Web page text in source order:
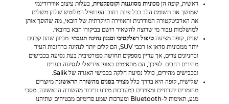
ראשית, קופה הן מכוניות מסוגננות וקומפקטיות , בעלות עיצוב אווירודינמי
שמושך את תשומת הלב בכל פינת רחוב. הפרופיל המלוטש שלהן משלים
את הארכיטקטורה המודרנית והאווירה היוקרתית של דובאי, מה שהופך אותן
למושלמות עבור מי שרוצה להשאיר רושם בביקורו הבא בדובאי.
שנית, קופה מציעה טיפול רפלקסיבי וסגנון נהיגה תגובתי . מכיוון שהם קטנים
יותר ממכוניות סדאן או רכבי SUV, הם קלים יותר לנהיגה ברחובות העיר
ובחניונים צרים, אך עדיין מספקים תחושה ספורטיבית בעת נסיעה בכבישים
מהירים רחבים. לפיכך, הם מתאימים באופן אידיאלי לנסיעה בערים
ובכבישים מהירים, כולל נסיעה חלקה בכבישי האגרה של Salik.
שלישית, קופה היא בדרך כלל מצויד בפנים מהשורה הראשונה מיוצרים
מחומרים יוקרתיים ומצוידים במערכות מידע ובידור מהשורה הראשונה. מסכי
מגע, תאימות ל-Bluetooth ומערכות שמע פרימיום מבטיחים שתיהנו